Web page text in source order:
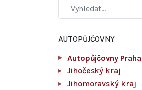
AUTOPŮJČOVNY
Autopůjčovny Praha
Jihočeský kraj
Jihomoravský kraj